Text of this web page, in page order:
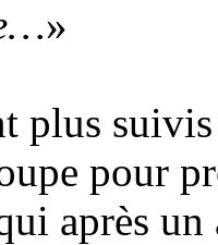
»
plus
pour
après un